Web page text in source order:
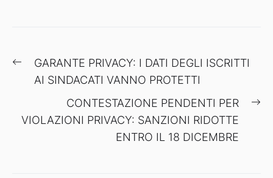
Navigazione
articoli
Previous
post:
GARANTE PRIVACY: I DATI DEGLI ISCRITTI
AI SINDACATI VANNO PROTETTI
CONTESTAZIONE PENDENTI PER
VIOLAZIONI PRIVACY: SANZIONI RIDOTTE
ENTRO IL 18 DICEMBRE